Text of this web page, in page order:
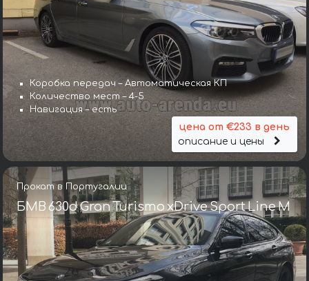
Коробка передач – Автоматическая КП
Количество мест – 4-5
Навигация – есть
цена от €233 в день
описание и цены
Прокат в Португалии
БМВ 630d Gran Turismo xDrive Sport Line М